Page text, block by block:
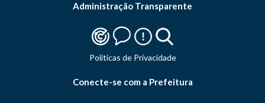
Administração Transparente
Politicas de Privacidade
Conecte-se com a Prefeitura